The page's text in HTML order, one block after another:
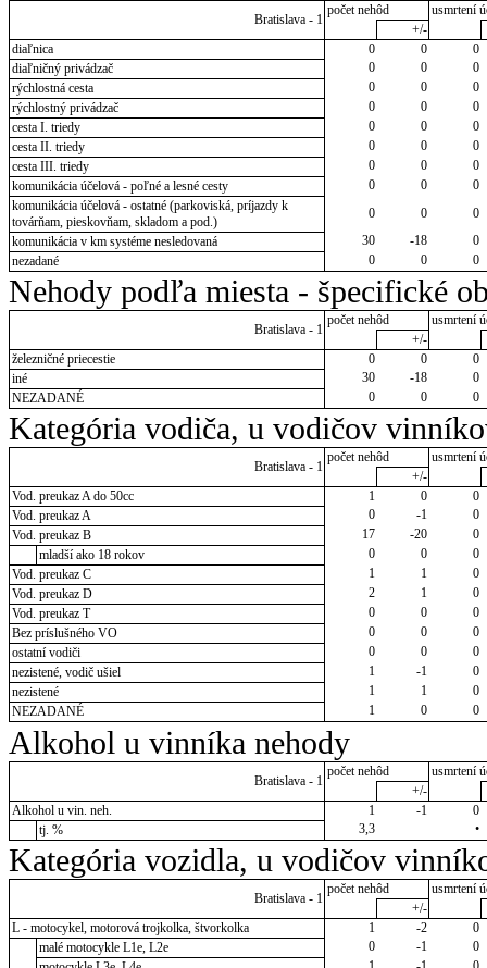
Bratislava - 1
počet nehôd
usmrtení
+/-
diaľnica
0 0
0
diaľničný privádzač
0 0
0
rýchlostná cesta
0 0
0
rýchlostný privádzač
0 0
0
cesta I. triedy
0 0
0
cesta II. triedy
0 0
0
cesta III. triedy
0 0
0
komunikácia účelová - poľné a lesné cesty
0 0
0
komunikácia účelová - ostatné (parkoviská, príjazdy k
továrňam, pieskovňam, skladom a pod.)
0 0
0
komunikácia v km systéme nesledovaná
30 -18
0
nezadané
0 0 0
Nehody podľa miesta - špecifické
Bratislava - 1
počet nehôd
usmrtení
+/-
železničné priecestie
0 0
0
iné
30 -18
0
NEZADANÉ
0 0 0
Kategória vodiča, u vodičov
Bratislava - 1
počet nehôd
usmrtení
+/-
Vod. preukaz A do 50cc
1 0
0
Vod. preukaz A
0 -1
0
Vod. preukaz B
17 -20
0
mladší ako 18 rokov
0 0
0
Vod. preukaz C
1 1
0
Vod. preukaz D
2 1
0
Vod. preukaz T
0 0
0
Bez príslušného VO
0 0
0
ostatní vodiči
0 0
0
nezistené, vodič ušiel
1 -1
0
nezistené
1 1
0
NEZADANÉ
1 0 0
Alkohol u vinníka nehody
Bratislava - 1
počet nehôd
usmrtení
+/-
Alkohol u vin. neh.
1 -1
0
tj. %
3,3 •
Kategória vozidla, u vodičov
Bratislava - 1
počet nehôd
usmrtení
+/-
L - motocykel, motorová trojkolka, štvorkolka
1 -2
0
malé motocykle L1e, L2e
0 -1
0